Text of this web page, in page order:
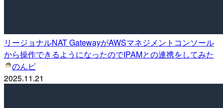
リージョナルNAT GatewayがAWSマネジメントコンソール
から操作できるようになったのでIPAMとの連携をしてみた
のんピ
2025.11.21